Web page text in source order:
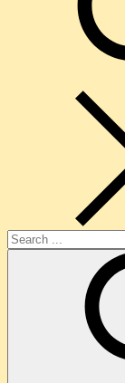
Search
for: